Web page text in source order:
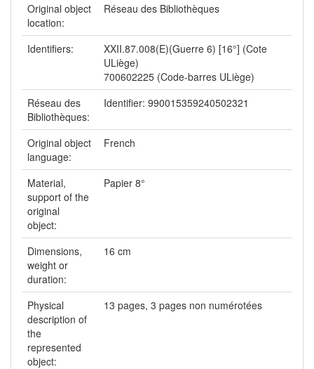
Original object
location:
Réseau des Bibliothèques
Identifiers:
XXII.87.008(E)(Guerre 6) [16°] (Cote
ULiège)
700602225 (Code-barres ULiège)
Réseau des
Bibliothèques:
Identifier: 990015359240502321
Original object
language:
French
Material,
support of the
original
object:
Papier 8°
Dimensions,
weight or
duration:
16 cm
Physical
description of
the
represented
object:
13 pages, 3 pages non numérotées